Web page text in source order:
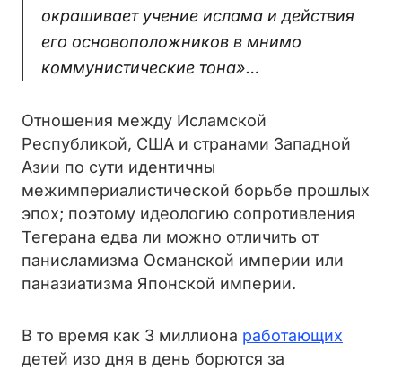
окрашивает учение ислама и действия
его основоположников в мнимо
коммунистические тона»…
Отношения между Исламской
Республикой, США и странами Западной
Азии по сути идентичны
межимпериалистической борьбе прошлых
эпох; поэтому идеологию сопротивления
Тегерана едва ли можно отличить от
панисламизма Османской империи или
паназиатизма Японской империи.
В то время как 3 миллиона работающих
детей изо дня в день борются за